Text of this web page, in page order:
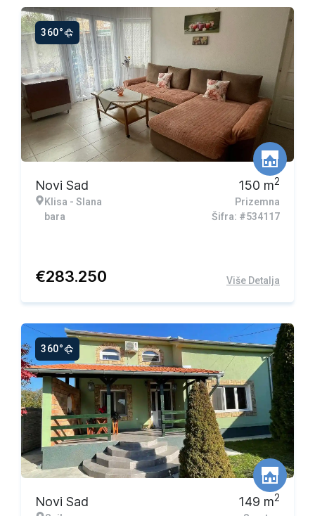
360°
Novi Sad
Klisa - Slana
bara
150 m2
Prizemna
Šifra: #534117
€283.250 Više Detalja
360°
Novi Sad 149 m2